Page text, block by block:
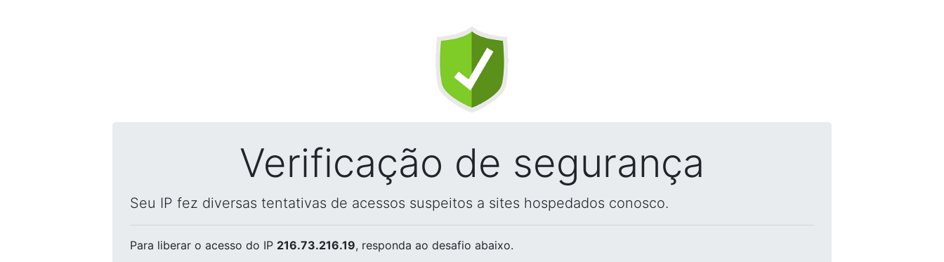
Verificação de segurança
Seu IP fez diversas tentativas de acessos suspeitos a sites hospedados conosco.
Para liberar o acesso do IP 216.73.216.19, responda ao desafio abaixo.